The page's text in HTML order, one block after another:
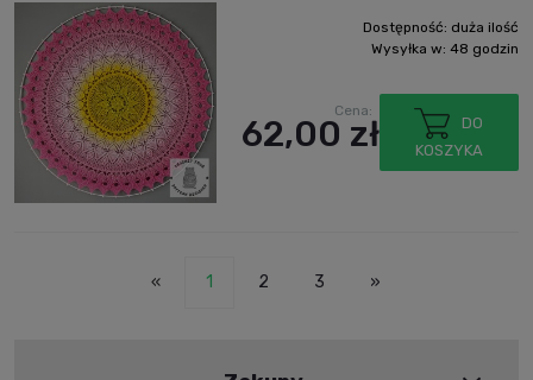
Dostępność: duża ilość
Wysyłka w: 48 godzin
Cena:
62,00 zł
DO
KOSZYKA
« 1 2 3 »